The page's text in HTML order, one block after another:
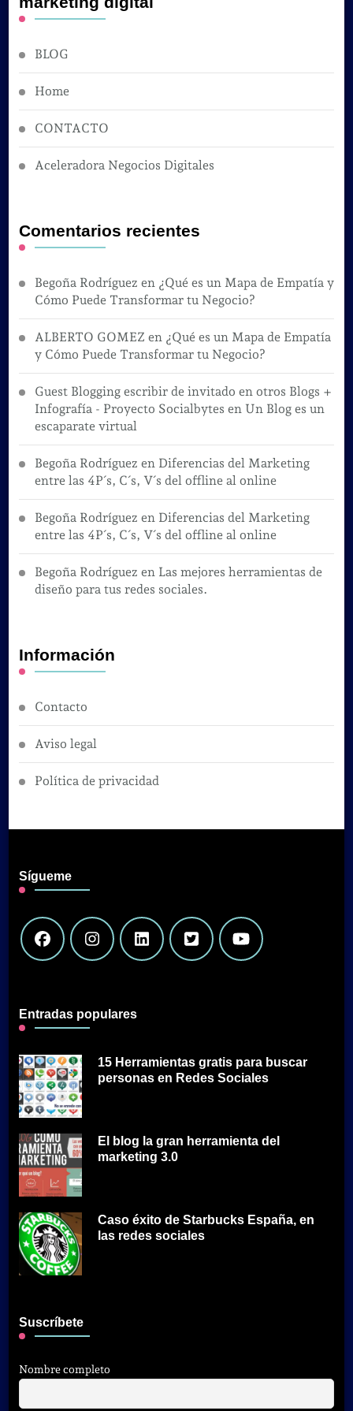
BLOG
Home
CONTACTO
Aceleradora Negocios Digitales
Comentarios recientes
Begoña Rodríguez en ¿Qué es un Mapa de Empatía y
Cómo Puede Transformar tu Negocio?
ALBERTO GOMEZ en ¿Qué es un Mapa de Empatía
y Cómo Puede Transformar tu Negocio?
Guest Blogging escribir de invitado en otros Blogs +
Infografía - Proyecto Socialbytes en Un Blog es un
escaparate virtual
Begoña Rodríguez en Diferencias del Marketing
entre las 4P´s, C´s, V´s del offline al online
Begoña Rodríguez en Diferencias del Marketing
entre las 4P´s, C´s, V´s del offline al online
Begoña Rodríguez en Las mejores herramientas de
diseño para tus redes sociales.
Información
Contacto
Aviso legal
Política de privacidad
Sígueme
Entradas populares
15 Herramientas gratis para buscar
personas en Redes Sociales
El blog la gran herramienta del
marketing 3.0
Caso éxito de Starbucks España, en
las redes sociales
Suscríbete
Nombre completo